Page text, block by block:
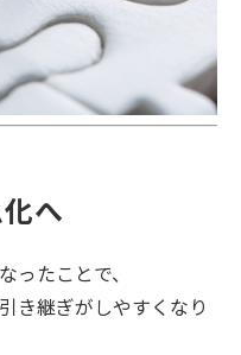
へ
ったことで、
き継ぎがしやすくなり